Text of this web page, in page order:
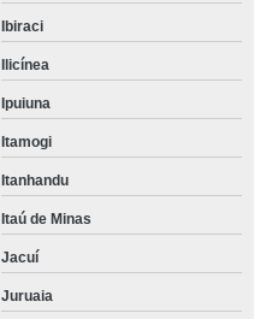
Ibiraci
Ilicínea
Ipuiuna
Itamogi
Itanhandu
Itaú de Minas
Jacuí
Juruaia